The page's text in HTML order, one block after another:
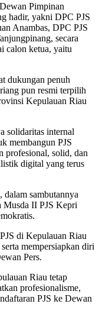
Pimpinan
hadir, yakni DPC PJS
Anambas, DPC PJS
secara
calon ketua, yaitu
dukungan penuh
pun resmi terpilih
Kepulauan Riau
solidaritas internal
membangun PJS
profesional, solid, dan
digital yang terus
sambutannya
Musda II PJS Kepri
di Kepulauan Riau
mempersiapkan diri
Pers.
Riau tetap
profesionalisme,
PJS ke Dewan